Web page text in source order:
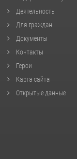
Деятельность
Для граждан
Документы
Контакты
Герои
Карта сайта
Открытые данные